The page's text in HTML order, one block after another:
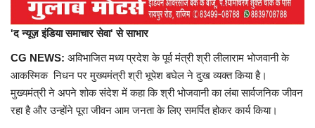
Language
'द न्यूज़ इंडिया समाचार सेवा' से साभार
CG NEWS: अविभाजित मध्य प्रदेश के पूर्व मंत्री श्री लीलाराम भोजवानी के
आकस्मिक निधन पर मुख्यमंत्री श्री भूपेश बघेल ने दुख व्यक्त किया है।
मुख्यमंत्री ने अपने शोक संदेश में कहा कि श्री भोजवानी का लंबा सार्वजनिक जीवन
रहा है और उन्होंने पूरा जीवन आम जनता के लिए समर्पित होकर कार्य किया।